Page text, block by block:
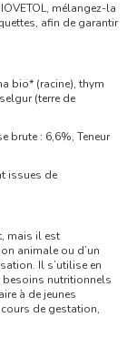
mélangez-la
afin de garantir
bio* (racine), thym
(terre de
brute : 6,6%, Teneur
issues de
mais il est
animale ou d’un
Il s’utilise en
besoins nutritionnels
à de jeunes
de gestation,